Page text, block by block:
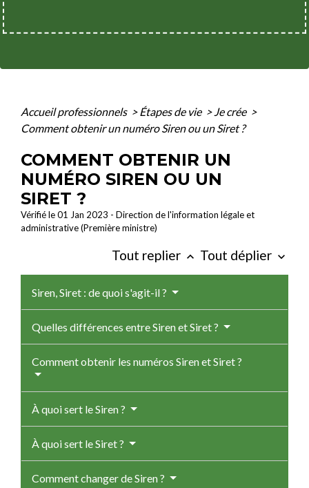
Accueil professionnels > Étapes de vie > Je crée >
Comment obtenir un numéro Siren ou un Siret ?
COMMENT OBTENIR UN
NUMÉRO SIREN OU UN
SIRET ?
Vérifié le 01 Jan 2023 - Direction de l'information légale et
administrative (Première ministre)
Tout replier keyboard_arrow_up Tout déplier keyboard_arrow_down
Siren, Siret : de quoi s'agit-il ?
Quelles différences entre Siren et Siret ?
Comment obtenir les numéros Siren et Siret ?
À quoi sert le Siren ?
À quoi sert le Siret ?
Comment changer de Siren ?